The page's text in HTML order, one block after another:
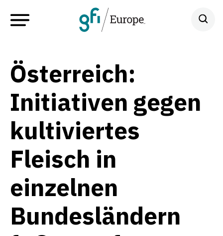
Österreich:
Initiativen gegen
kultiviertes
Fleisch in
einzelnen
Bundesländern